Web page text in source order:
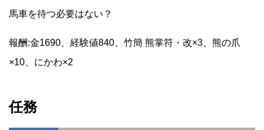
馬車を待つ必要はない？
報酬:金1690、経験値840、竹簡 熊掌符・改×3、熊の爪
×10、にかわ×2
任務